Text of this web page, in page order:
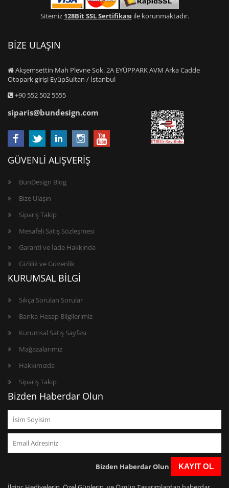
Sitemiz 128Bit SSL Sertifikası ile korunmaktadır.
BİZE ULAŞIN
Akşemsettin Mah Plevne Sok. 2A EYÜPPARK AVM Arka Cadde
Otopark girişi EyüpSultan / İstanbul
+90 552 502 5555
siparis@bundesign.com
GÜVENLİ ALIŞVERİŞ
BunDesign Blog
Bize Ulaşın
Sipariş Takip
Mesafeli Satış Sözleşmesi
Garanti ve İade Hakkında
Gizlilik ve Güvenlik
KURUMSAL BİLGİ
Sıkça Sorulan Sorular
Banka Hesap Bilgilerimiz
Kurumsal Satış Sayfası
Mağazalarımız
Hakkımızda
Sipariş Takip
Bizden Haberdar Olun
Bizden Haberdar Olun KAYIT OL